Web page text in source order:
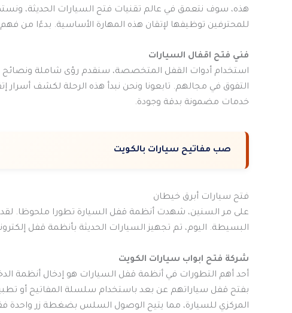
هذه، سوف نتعمق في عالم تقنيات فتح السيارات الحديثة،
للمحترفين توظيفها لإتقان هذه المهارة الأساسية. بدءًا من فهم
فني فتح اقفال السيارات
استخدام أدوات القفل المتخصصة، سنقدم رؤى شاملة ونصائح
التفوق في مجالهم. تابعونا ونحن نبدأ هذه الرحلة لكشف أسرار
خدمات مضمونة بدقة وجودة.
صب مفاتيح سيارات بالكويت
فتح سيارات أبرق خيطان
على مر السنين، شهدت أنظمة قفل السيارة تطورا ملحوظا. لقد
البسيطة. اليوم، تم تجهيز السيارات الحديثة بأنظمة قفل
شركة فتح ابواب سيارات الكويت
أحد أهم التطورات في أنظمة قفل السيارات هو إدخال أنظمة
بفتح قفل سياراتهم عن بعد باستخدام سلسلة المفاتيح أو
المركزي للسيارة، مما يتيح الوصول السلس بضغطة زر واحدة